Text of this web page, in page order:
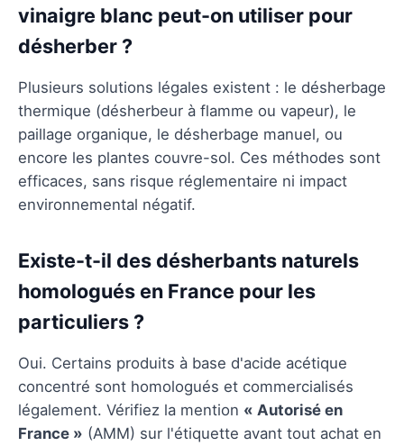
vinaigre blanc peut-on utiliser pour
désherber ?
Plusieurs solutions légales existent : le désherbage
thermique (désherbeur à flamme ou vapeur), le
paillage organique, le désherbage manuel, ou
encore les plantes couvre-sol. Ces méthodes sont
efficaces, sans risque réglementaire ni impact
environnemental négatif.
Existe-t-il des désherbants naturels
homologués en France pour les
particuliers ?
Oui. Certains produits à base d'acide acétique
concentré sont homologués et commercialisés
légalement. Vérifiez la mention « Autorisé en
France » (AMM) sur l'étiquette avant tout achat en